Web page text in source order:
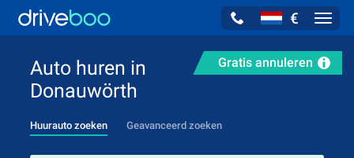
€
Gratis annuleren
Auto huren in
Donauwörth
Huurauto zoeken Geavanceerd zoeken